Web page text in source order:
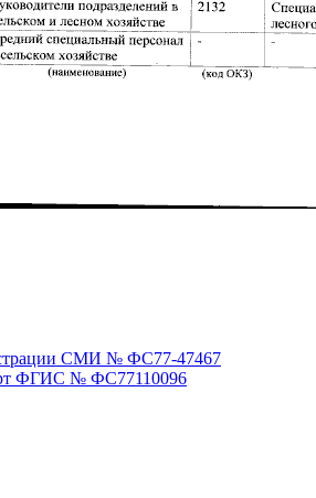
СМИ № ФС77-47467
ФГИС № ФС77110096